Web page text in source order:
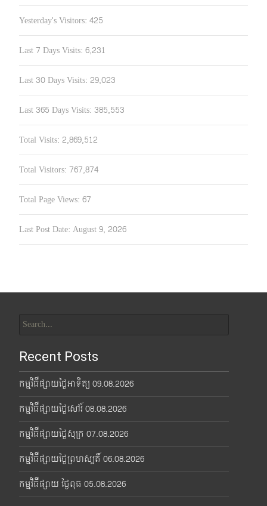
Yesterday's Visitors: 425
Last 7 Days Visits: 6,231
Last 30 Days Visits: 29,023
Last 365 Days Visits: 385,553
Total Visits: 2,869,512
Total Visitors: 767,874
Total Page Views: 67
Last Post Date: August 9, 2026
for:
Recent Posts
កម្មវិធីផ្សាយថ្ងៃអាទិត្យ 09.08.2026
កម្មវិធីផ្សាយថ្ងៃសៅរ៍ 08.08.2026
កម្មវិធីផ្សាយថ្ងៃសុក្រ 07.08.2026
កម្មវិធីផ្សាយថ្ងៃព្រហស្បតិ៍ 06.08.2026
កម្មវិធីផ្សាយ ថ្ងៃពុធ 05.08.2026